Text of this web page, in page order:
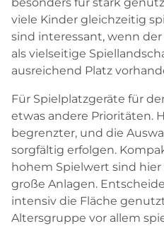
viele Kinder gleichzeitig
sind interessant, wenn
als vielseitige
ausreichend Platz
Für Spielplatzgeräte für
etwas andere Prioritäten.
begrenzter, und die
sorgfältig erfolgen.
hohem Spielwert sind hier
große Anlagen.
intensiv die Fläche
Altersgruppe vor allem